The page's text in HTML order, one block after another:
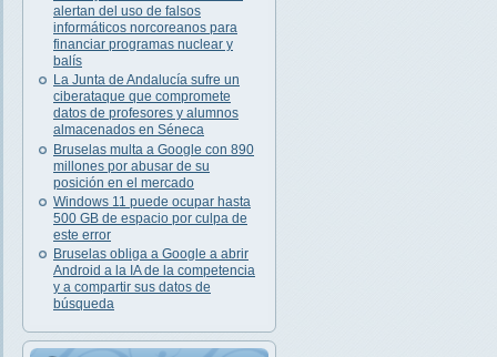
alertan del uso de falsos
informáticos norcoreanos para
financiar programas nuclear y
balís
La Junta de Andalucía sufre un
ciberataque que compromete
datos de profesores y alumnos
almacenados en Séneca
Bruselas multa a Google con 890
millones por abusar de su
posición en el mercado
Windows 11 puede ocupar hasta
500 GB de espacio por culpa de
este error
Bruselas obliga a Google a abrir
Android a la IA de la competencia
y a compartir sus datos de
búsqueda